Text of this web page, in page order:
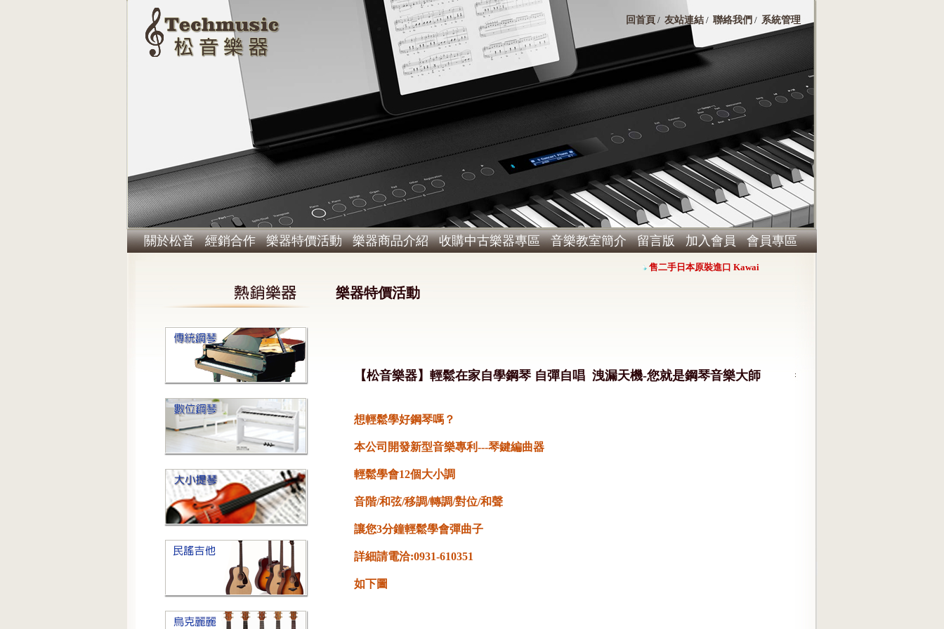
回首頁 / 友站連結 / 聯絡我們 / 系統管理
關於松音 經銷合作 樂器特價活動 樂器商品介紹 收購中古樂器專區 音樂教室簡介 留言版 加入會員 會員專區
售二手日本原裝進口 Kawai RX-3演奏平台鋼琴，心動價 $360000
樂器特價活動
【松音樂器】輕鬆在家自學鋼琴 自彈自唱 洩漏天機-您就是鋼琴音樂大師
想輕鬆學好鋼琴嗎？
本公司開發新型音樂專利---琴鍵編曲器
輕鬆學會12個大小調
音階/和弦/移調/轉調/對位/和聲
讓您3分鐘輕鬆學會彈曲子
詳細請電洽:0931-610351
如下圖